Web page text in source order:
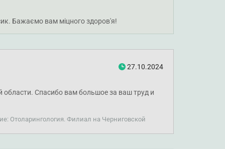
Бажаємо вам міцного здоров'я!
27.10.2024
Спасибо вам большое за ваш труд и
Отоларингология. Филиал на Черниговской